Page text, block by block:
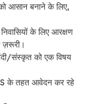
आसान बनाने के लिए,
के लिए आरक्षण
ज़रूरी।
संस्कृत को एक विषय
के तहत आवेदन कर रहे